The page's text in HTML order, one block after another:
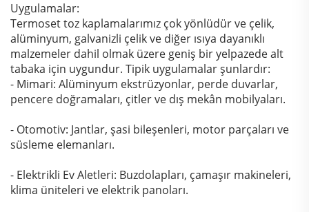
Uygulamalar:
Termoset toz kaplamalarımız çok yönlüdür ve çelik,
alüminyum, galvanizli çelik ve diğer ısıya dayanıklı
malzemeler dahil olmak üzere geniş bir yelpazede alt
tabaka için uygundur. Tipik uygulamalar şunlardır:
- Mimari: Alüminyum ekstrüzyonlar, perde duvarlar,
pencere doğramaları, çitler ve dış mekân mobilyaları.
- Otomotiv: Jantlar, şasi bileşenleri, motor parçaları ve
süsleme elemanları.
- Elektrikli Ev Aletleri: Buzdolapları, çamaşır makineleri,
klima üniteleri ve elektrik panoları.